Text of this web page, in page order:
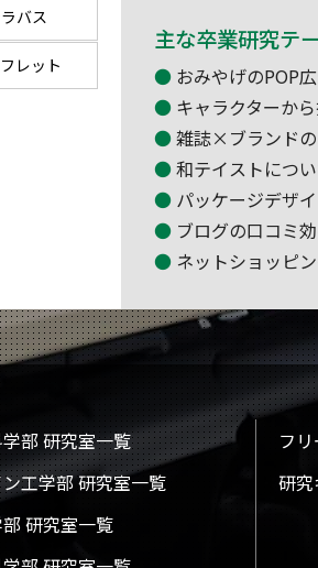
バス
レット
主な卒業研究テ
おみやげのPOP
キャラクターか
雑誌×ブランド
和テイストにつ
パッケージデザ
ブログの口コミ
ネットショッピ
部 研究室一覧
工学部 研究室一覧
研究室一覧
フ
研